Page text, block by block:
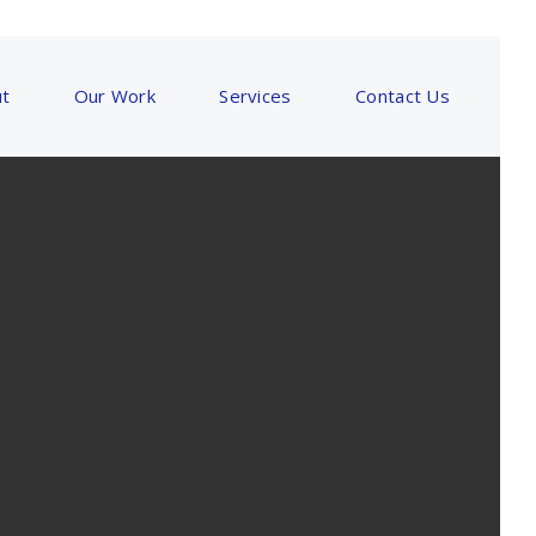
Our Work Services Contact Us